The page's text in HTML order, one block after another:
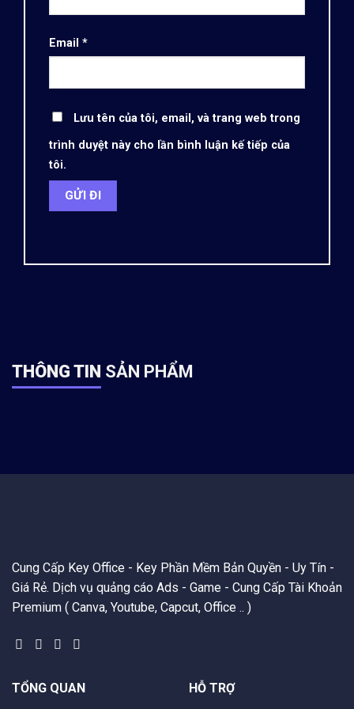
Email *
Lưu tên của tôi, email, và trang web trong
trình duyệt này cho lần bình luận kế tiếp của
tôi.
THÔNG TIN SẢN PHẨM
Cung Cấp Key Office - Key Phần Mềm Bản Quyền - Uy Tín -
Giá Rẻ. Dịch vụ quảng cáo Ads - Game - Cung Cấp Tài Khoản
Premium ( Canva, Youtube, Capcut, Office .. )
TỔNG QUAN HỖ TRỢ